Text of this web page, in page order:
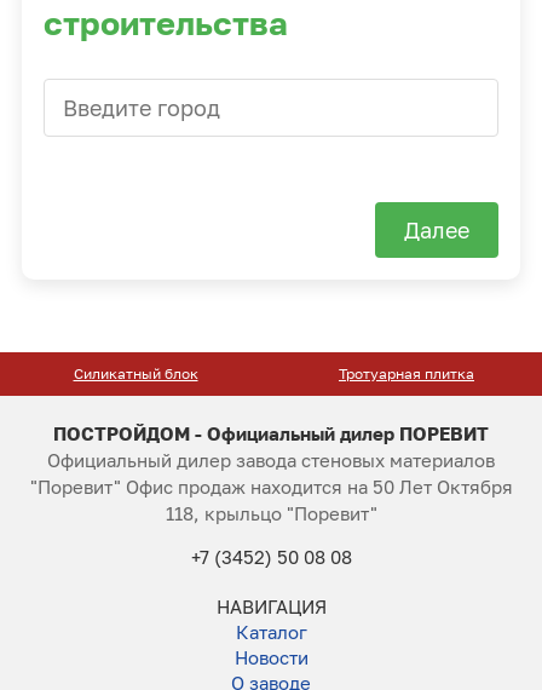
строительства
Далее
Силикатный блок Тротуарная плитка
ПОСТРОЙДОМ - Официальный дилер ПОРЕВИТ
Официальный дилер завода стеновых материалов
"Поревит" Офис продаж находится на 50 Лет Октября
118, крыльцо "Поревит"
+7 (3452) 50 08 08
НАВИГАЦИЯ
Каталог
Новости
О заводе